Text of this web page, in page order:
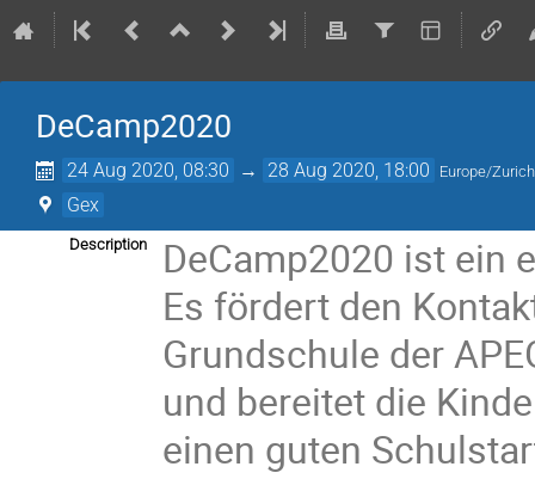
DeCamp2020
24 Aug 2020, 08:30 → 28 Aug 2020, 18:00 Europe/Zurich
Gex
Description
DeCamp2020 ist ein
Es fördert den
Grundschule der
und bereitet die
einen guten